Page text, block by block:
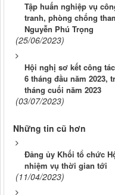
Tập huấn nghiệp vụ
tranh, phòng chống
Nguyễn Phú Trọng
(25/06/2023)
Hội nghị sơ kết công
6 tháng đầu năm 2023,
tháng cuối năm 2023
(03/07/2023)
Những tin cũ hơn
Đảng ủy Khối tổ chức
nhiệm vụ thời gian tới
(11/04/2023)